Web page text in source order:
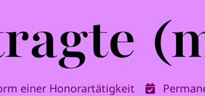
einer Honorartätigkeit